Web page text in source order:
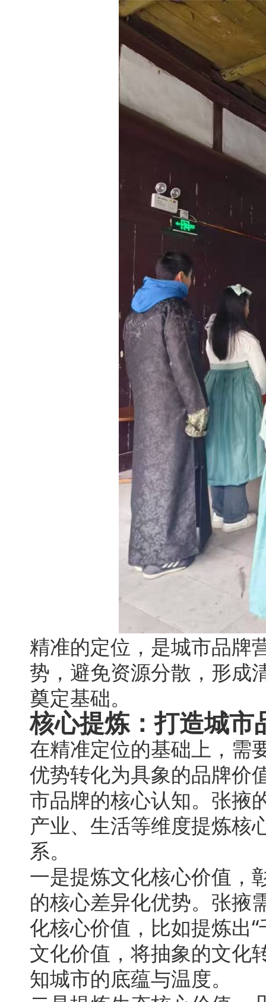
精准的定位，是城市品牌
势，避免资源分散，形成
奠定基础。
核心提炼：打造城市
在精准定位的基础上，需
优势转化为具象的品牌价
市品牌的核心认知。张掖
产业、生活等维度提炼核
系。
一是提炼文化核心价值，
的核心差异化优势。张掖
化核心价值，比如提炼出
文化价值，将抽象的文化
知城市的底蕴与温度。